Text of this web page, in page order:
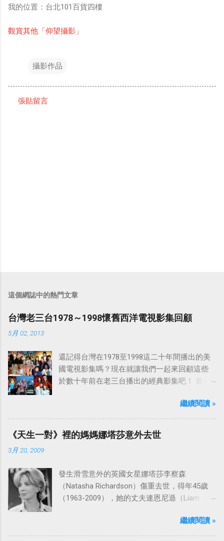
我的位置：台北101百貨四樓
觀賞其他「仰望攝影」
攝影作品
張貼留言
這個網誌中的熱門文章
台灣老三台1978～1998懷舊西洋電視影集回顧
5月 02, 2013
還記得台灣在1978至1998這二十年間播出的美
國電視影集嗎？現在就讓我們一起來回顧這些
於數十年前在老三台播出的經典影集吧！ 首先
「愛之船」（The Love Boat），這部影集最早
是在1977年9月24日至1986年5月24日於美國
ABC頻道首播，共播出了249集。 令人懷念的愛
之船旋律：
繼續閱讀 »
《天生一對》裡的媽媽娜塔莎意外去世
3月 20, 2009
發生滑雪意外的英國女星娜塔莎李察森
（Natasha Richardson）傷重去世，得年45歲
（1963-2009），她的丈夫連恩尼遜（Liam
到傷心，希望外界給他們空間撫平傷痛。繼續閱讀 »